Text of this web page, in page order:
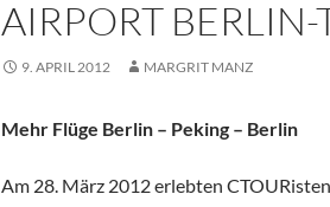
AIRPORT BERLIN-
9. APRIL 2012 MARGRIT MANZ
Mehr Flüge Berlin – Peking – Berlin
Am 28. März 2012 erlebten